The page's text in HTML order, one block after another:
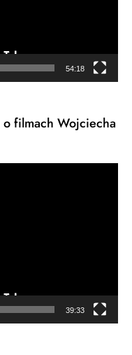
54:18
filmach Wojciecha
39:33